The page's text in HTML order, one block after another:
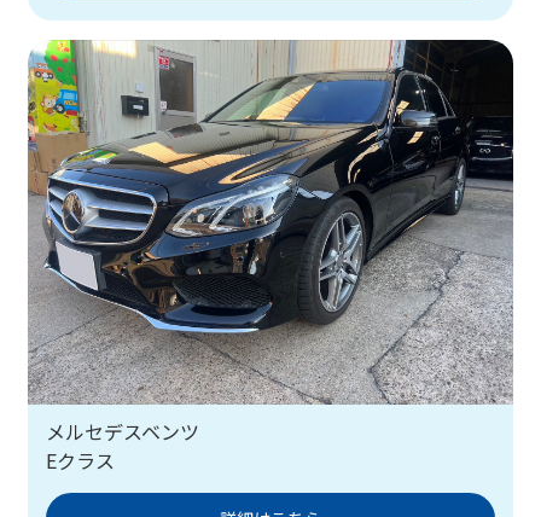
メルセデスベンツ
Eクラス